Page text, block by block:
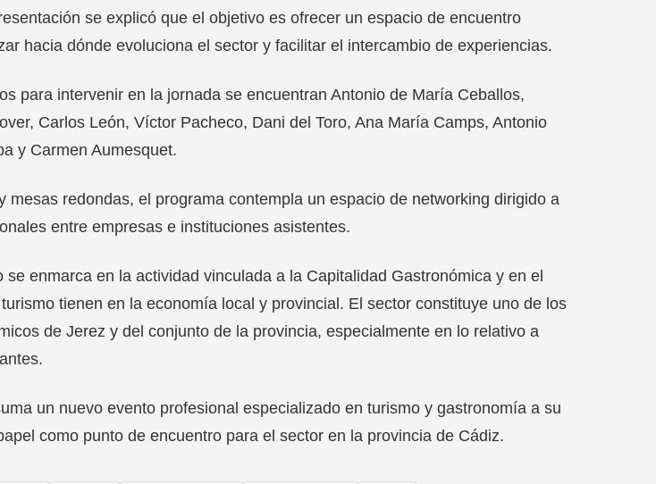
se explicó que el objetivo es ofrecer un espacio de encuentro
hacia dónde evoluciona el sector y facilitar el intercambio de experiencias.
para intervenir en la jornada se encuentran Antonio de María Ceballos,
Carlos León, Víctor Pacheco, Dani del Toro, Ana María Camps, Antonio
y Carmen Aumesquet.
mesas redondas, el programa contempla un espacio de networking dirigido a
entre empresas e instituciones asistentes.
se enmarca en la actividad vinculada a la Capitalidad Gastronómica y en el
tienen en la economía local y provincial. El sector constituye uno de los
de Jerez y del conjunto de la provincia, especialmente en lo relativo a
un nuevo evento profesional especializado en turismo y gastronomía a su
como punto de encuentro para el sector en la provincia de Cádiz.